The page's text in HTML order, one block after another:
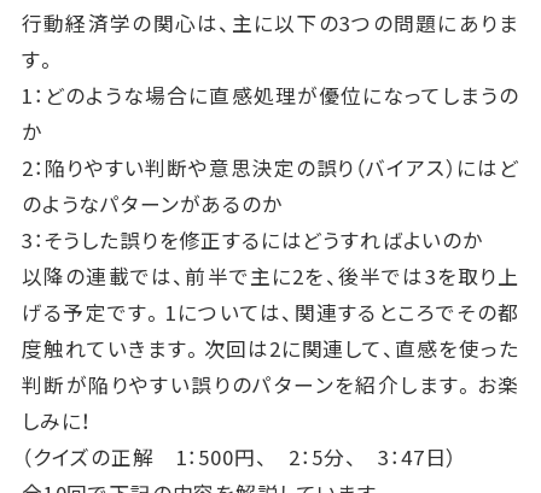
行動経済学の関心は、主に以下の3つの問題にありま
す。
1：どのような場合に直感処理が優位になってしまうの
か
2：陥りやすい判断や意思決定の誤り（バイアス）にはど
のようなパターンがあるのか
3：そうした誤りを修正するにはどうすればよいのか
以降の連載では、前半で主に2を、後半では3を取り上
げる予定です。1については、関連するところでその都
度触れていきます。次回は2に関連して、直感を使った
判断が陥りやすい誤りのパターンを紹介します。お楽
しみに！
（クイズの正解 1：500円、 2：5分、 3：47日）